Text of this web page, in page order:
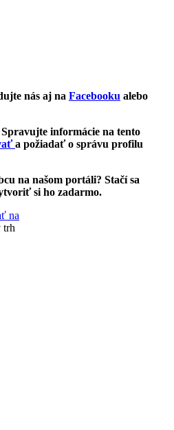
nás aj na Facebooku alebo
informácie na tento
a požiadať o správu profilu
na našom portáli? Stačí sa
si ho zadarmo.
na
trh